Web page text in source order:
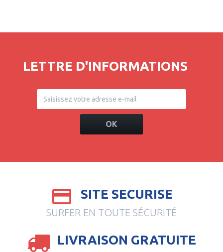
LETTRE D'INFORMATIONS
OK
SITE SECURISE
SURFER EN TOUTE SÉCURITÉ
LIVRAISON GRATUITE